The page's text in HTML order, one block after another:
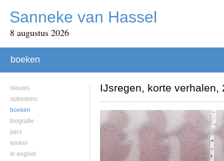
Sanneke van Hassel
8 augustus 2026
boeken
nieuws
optredens
boeken
biografie
pers
winkel
In english
IJsregen, korte verhalen,